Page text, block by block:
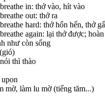
in: thở vào, hít vào
out: thở ra
hard: thở hổn hển, thở
again: lại thở được;
như còn sống
thì thào
mờ, làm lu mờ (tiếng tăm...)